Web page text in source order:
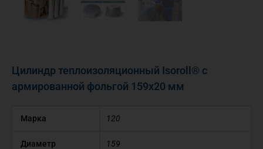
Цилиндр теплоизоляционный Isoroll® с
армированной фольгой 159х20 мм
Марка 120
Диаметр 159